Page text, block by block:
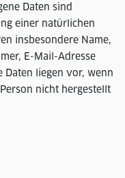
Daten sind
einer natürlichen
insbesondere Name,
E-Mail-Adresse
Daten liegen vor, wenn
nicht hergestellt